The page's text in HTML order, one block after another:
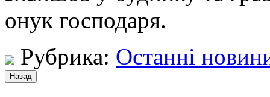
онук господаря.
Рубрика: Останні